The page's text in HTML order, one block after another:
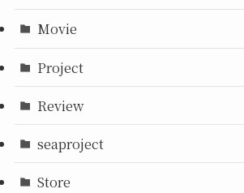
Movie
Project
Review
seaproject
Store